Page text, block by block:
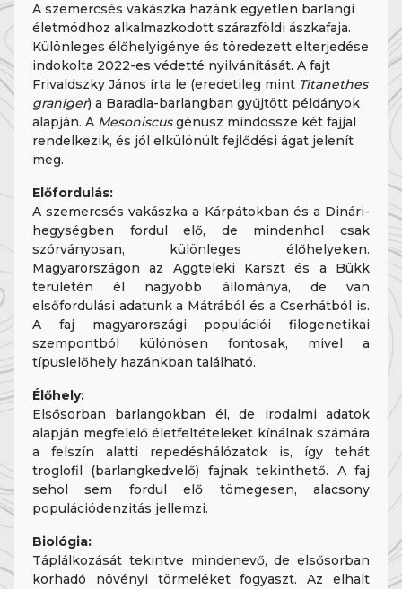
A szemercsés vakászka hazánk egyetlen barlangi
életmódhoz alkalmazkodott szárazföldi ászkafaja.
Különleges élőhelyigénye és töredezett elterjedése
indokolta 2022-es védetté nyilvánítását. A fajt
Frivaldszky János írta le (eredetileg mint Titanethes
graniger) a Baradla-barlangban gyűjtött példányok
alapján. A Mesoniscusgénusz mindössze két fajjal
rendelkezik, és jól elkülönült fejlődési ágat jelenít
meg.
Előfordulás:
A szemercsés vakászka a Kárpátokban és a Dinári-
hegységben fordul elő, de mindenhol csak
szórványosan, különleges élőhelyeken.
Magyarországon az Aggteleki Karszt és a Bükk
területén él nagyobb állománya, de van
elsőfordulási adatunk a Mátrából és a Cserhátból is.
A faj magyarországi populációi filogenetikai
szempontból különösen fontosak, mivel a
típuslelőhely hazánkban található.
Élőhely:
Elsősorban barlangokban él, de irodalmi adatok
alapján megfelelő életfeltételeket kínálnak számára
a felszín alatti repedéshálózatok is, így tehát
troglofil (barlangkedvelő) fajnak tekinthető. A faj
sehol sem fordul elő tömegesen, alacsony
populációdenzitás jellemzi.
Biológia:
Táplálkozását tekintve mindenevő, de elsősorban
korhadó növényi törmeléket fogyaszt. Az elhalt